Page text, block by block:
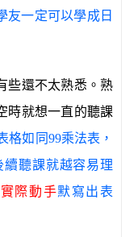
友一定可以學成日
些還不太熟悉。熟
時就想一直的聽課
格如同99乘法表，
聽課就越容易理
實際動手默寫出表